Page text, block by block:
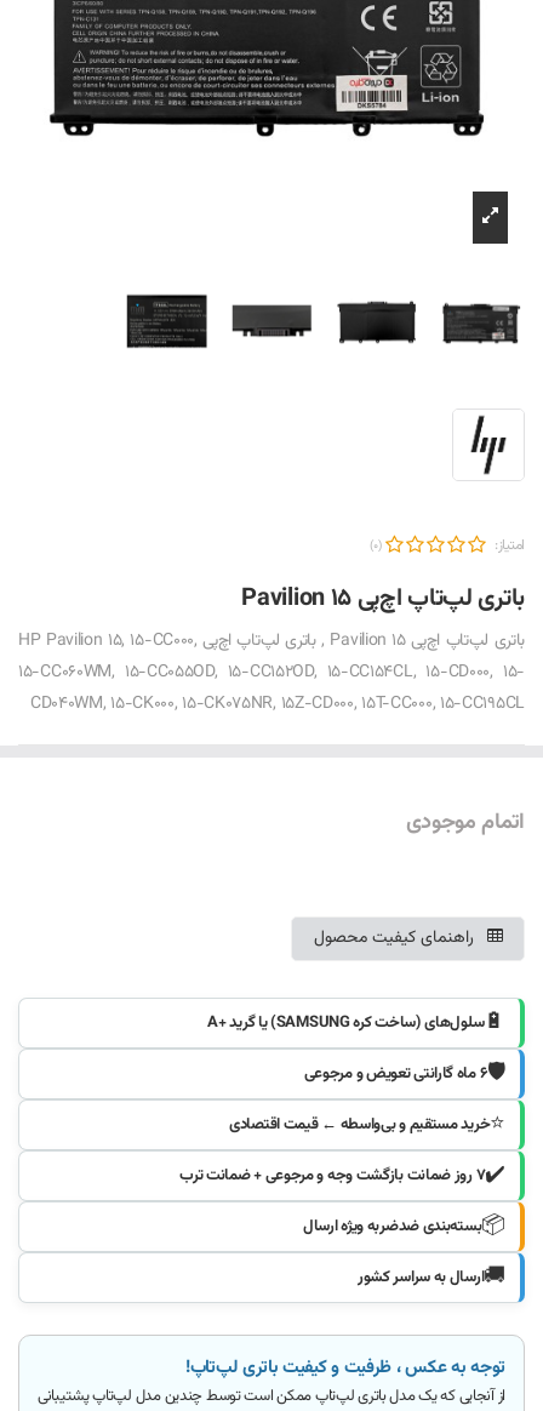
باتری لپ‌تاپ اچ‌پی Pavilion 15
باتری لپ‌تاپ اچ‌پی Pavilion 15 , باتری لپ‌تاپ اچ‌پی HP Pavilion 15, 15-CC000,
15-CC060WM, 15-CC055OD, 15-CC152OD, 15-CC154CL, 15-CD000, 15-
CD040WM, 15-CK000, 15-CK075NR, 15Z-CD000, 15T-CC000, 15-CC195CL
امتیاز: (0)
اتمام موجودی
موجود شد خبرم کنیدراهنمای کیفیت محصول
🔋سلول‌های (ساخت کره SAMSUNG) یا گرید +A
🛡️۶ ماه گارانتی تعویض و مرجوعی
⭐خرید مستقیم و بی‌واسطه ← قیمت اقتصادی
✔️۷ روز ضمانت بازگشت وجه و مرجوعی + ضمانت ترب
📦بسته‌بندی ضدضربه ویژه ارسال
🚚ارسال به سراسر کشور
توجه به عکس ، ظرفیت و کیفیت باتری لپ‌تاپ!
از آنجایی که یک مدل باتری لپ‌تاپ ممکن است توسط چندین مدل لپ‌تاپ پشتیبانی